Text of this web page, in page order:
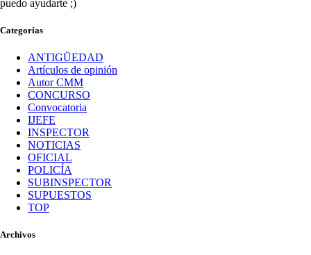
puedo ayudarte ;)
Categorías
ANTIGÜEDAD
Artículos de opinión
Autor CMM
CONCURSO
Convocatoria
IJEFE
INSPECTOR
NOTICIAS
OFICIAL
POLICÍA
SUBINSPECTOR
SUPUESTOS
TOP
Archivos